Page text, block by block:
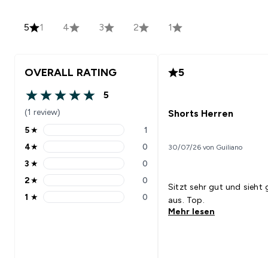
5 1 4 3 2 1
OVERALL RATING
5 out of 5 stars
5
(1 review)
5 stars rating 1 reviews
5★ 1
4 stars rating 0 reviews
4★ 0
3 stars rating 0 reviews
3 ★ 0
2 stars rating 0 reviews
2★ 0
1 stars rating 0 reviews
1 ★ 0
5
Shorts Herren
30/07/26 von Guiliano
Sitzt sehr gut und sieht
aus. Top.
Mehr lesen